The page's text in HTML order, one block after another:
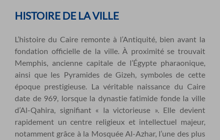
HISTOIRE DE LA VILLE
L’histoire du Caire remonte à l’Antiquité, bien avant la
fondation officielle de la ville. À proximité se trouvait
Memphis, ancienne capitale de l’Égypte pharaonique,
ainsi que les Pyramides de Gizeh, symboles de cette
époque prestigieuse. La véritable naissance du Caire
date de 969, lorsque la dynastie fatimide fonde la ville
d’Al-Qahira, signifiant « la victorieuse ». Elle devient
rapidement un centre religieux et intellectuel majeur,
notamment grâce à la Mosquée Al-Azhar, l’une des plus